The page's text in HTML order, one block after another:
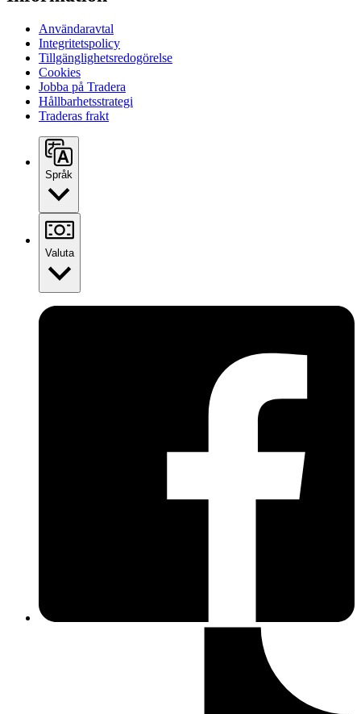
Användaravtal
Integritetspolicy
Tillgänglighetsredogörelse
Cookies
Jobba på Tradera
Hållbarhetsstrategi
Traderas frakt
Språk
Valuta